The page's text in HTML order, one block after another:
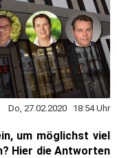
Do, 27.02.2020 18:54 Uhr
um möglichst viel
Hier die Antworten